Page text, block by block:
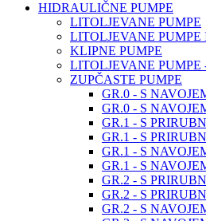
HIDRAULIČNE PUMPE
LITOLJEVANE PUMPE
LITOLJEVANE
KLIPNE PUMPE
LITOLJEVANE
ZUPČASTE PUMPE
GR.0 - S
GR.0 - S
GR.1 - S
GR.1 - S
GR.1 - S
GR.1 - S
GR.2 - S
GR.2 - S
GR.2 - S